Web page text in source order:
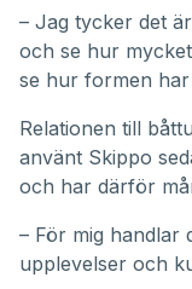
– Jag tycker det
och se hur
se hur formen
Relationen till
använt Skippo
och har därför
– För mig handlar
upplevelser och